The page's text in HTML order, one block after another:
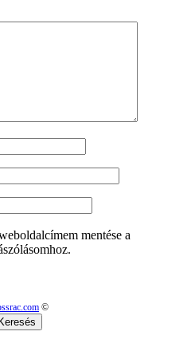
mentése a
©
Keresés